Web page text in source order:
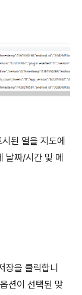
된 열을 지도에
날짜/시간 및 메
장을 클릭합니
션이 선택된 맞